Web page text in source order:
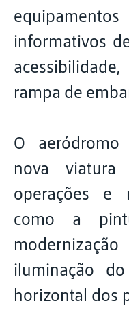
informativos
rampa de
O
nova
operações e
como a
iluminação
horizontal dos